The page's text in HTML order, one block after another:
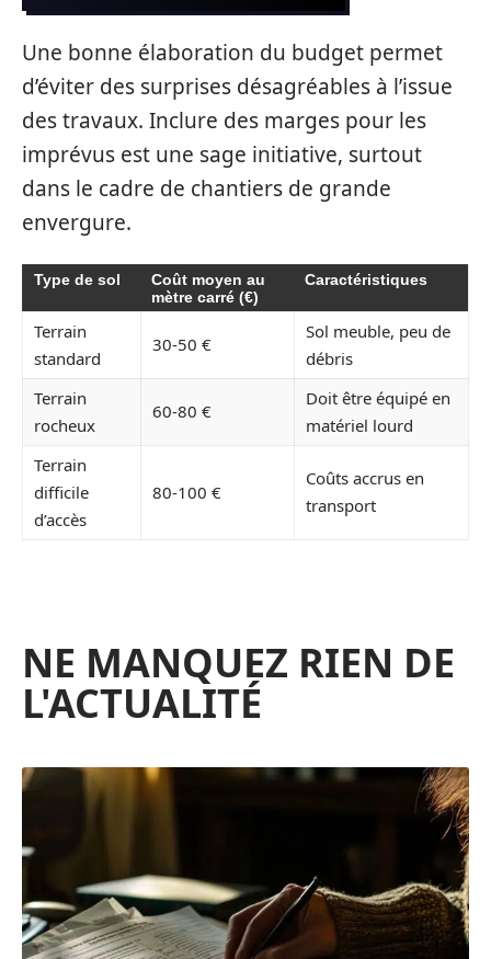
Une bonne élaboration du budget permet
d’éviter des surprises désagréables à l’issue
des travaux. Inclure des marges pour les
imprévus est une sage initiative, surtout
dans le cadre de chantiers de grande
envergure.
Type de sol
Coût moyen au
mètre carré (€)
Caractéristiques
Terrain
standard
30-50 €
Sol meuble, peu de
débris
Terrain
rocheux
60-80 €
Doit être équipé en
matériel lourd
Terrain
difficile
d’accès
80-100 €
Coûts accrus en
transport
NE MANQUEZ RIEN DE
L'ACTUALITÉ